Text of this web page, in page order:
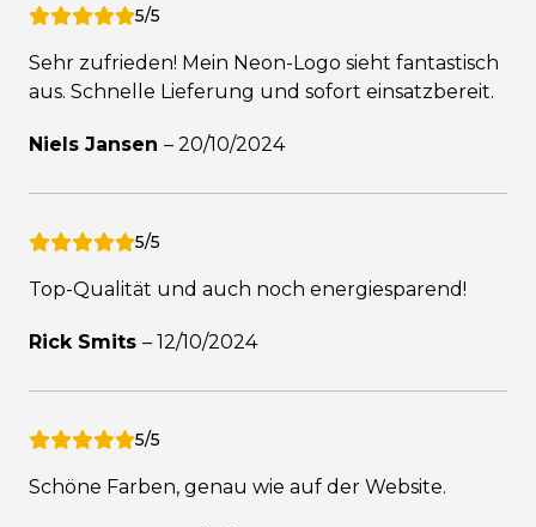
5/5
Sehr zufrieden! Mein Neon-Logo sieht fantastisch
aus. Schnelle Lieferung und sofort einsatzbereit.
Niels Jansen – 20/10/2024
5/5
Top-Qualität und auch noch energiesparend!
Rick Smits – 12/10/2024
5/5
Schöne Farben, genau wie auf der Website.